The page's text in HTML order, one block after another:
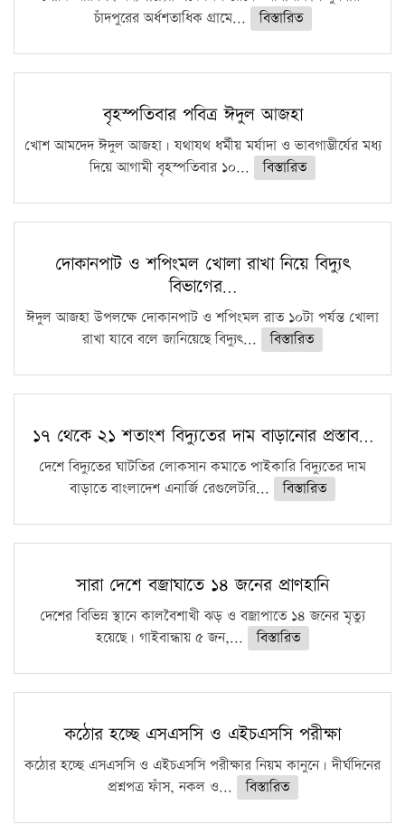
চাঁদপুরের অর্ধশতাধিক গ্রামে...
বিস্তারিত
বৃহস্পতিবার পবিত্র ঈদুল আজহা
খোশ আমদেদ ঈদুল আজহা। যথাযথ ধর্মীয় মর্যাদা ও ভাবগাম্ভীর্যের মধ্য
দিয়ে আগামী বৃহস্পতিবার ১০...
বিস্তারিত
দোকানপাট ও শপিংমল খোলা রাখা নিয়ে বিদ্যুৎ
বিভাগের…
ঈদুল আজহা উপলক্ষে দোকানপাট ও শপিংমল রাত ১০টা পর্যন্ত খোলা
রাখা যাবে বলে জানিয়েছে বিদ্যুৎ...
বিস্তারিত
১৭ থেকে ২১ শতাংশ বিদ্যুতের দাম বাড়ানোর প্রস্তাব…
দেশে বিদ্যুতের ঘাটতির লোকসান কমাতে পাইকারি বিদ্যুতের দাম
বাড়াতে বাংলাদেশ এনার্জি রেগুলেটরি...
বিস্তারিত
সারা দেশে বজ্রাঘাতে ১৪ জনের প্রাণহানি
দেশের বিভিন্ন স্থানে কালবৈশাখী ঝড় ও বজ্রাপাতে ১৪ জনের মৃত্যু
হয়েছে। গাইবান্ধায় ৫ জন,...
বিস্তারিত
কঠোর হচ্ছে এসএসসি ও এইচএসসি পরীক্ষা
কঠোর হচ্ছে এসএসসি ও এইচএসসি পরীক্ষার নিয়ম কানুনে। দীর্ঘদিনের
প্রশ্নপত্র ফাঁস, নকল ও...
বিস্তারিত